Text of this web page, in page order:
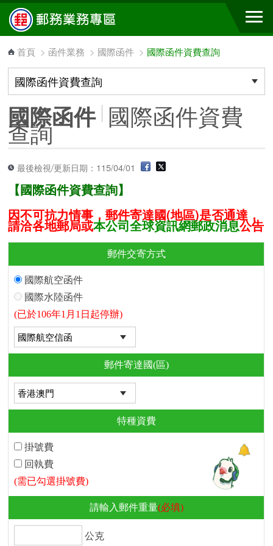
跳到主要內容區塊
首頁 > 函件業務 > 國際函件 > 國際函件資費查詢
國際函件 國際函件資費
查詢
最後檢視/更新日期：115/04/01
【國際函件資費查詢】
因不可抗力情事，郵件寄達國(地區)是否通達，
請洽各地郵局或本公司全球資訊網郵政消息公告
郵件交寄方式
國際航空函件
國際水陸函件
(已於106年1月1日起停辦)
郵件寄達國(區)
特種資費
掛號費
回執費
(需已勾選掛號費)
請輸入郵件重量(必填)
公克